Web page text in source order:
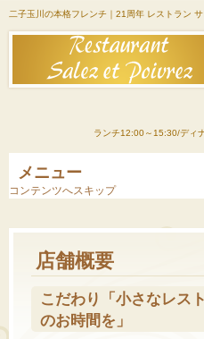
二子玉川の本格フレンチ｜21周年 レストラン
ランチ12:00～15:30/ディ
メニュー
コンテンツへスキップ
店舗概要
こだわり「小さなレス
のお時間を」